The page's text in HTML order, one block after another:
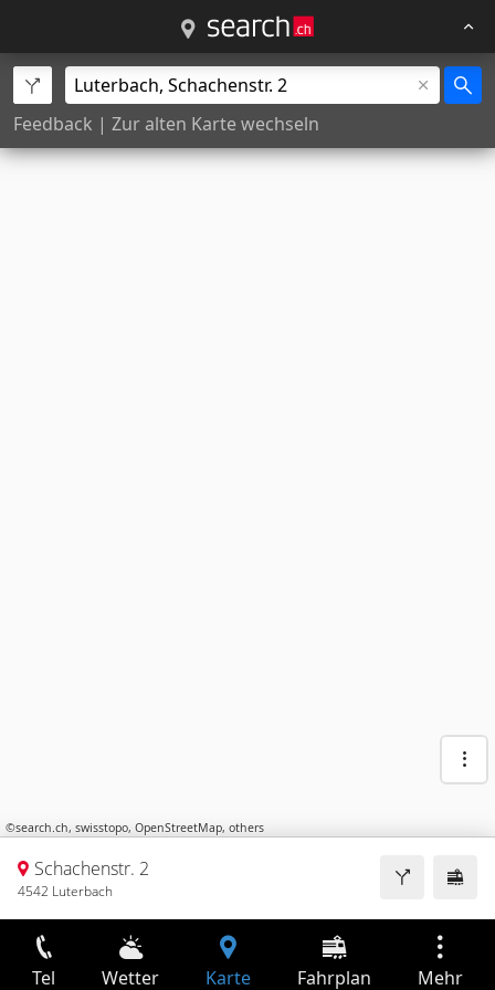
Feedback | Zur alten Karte wechseln
©search.ch, swisstopo, OpenStreetMap, others
Schachenstr. 2
4542 Luterbach
Tel Wetter Karte Fahrplan Mehr